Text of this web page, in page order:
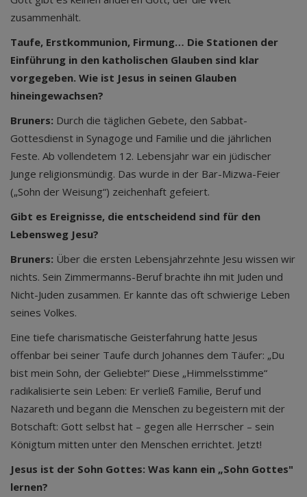
zusammenhält.
Taufe, Erstkommunion, Firmung… Die Stationen der
Einführung in den katholischen Glauben sind klar
vorgegeben. Wie ist Jesus in seinen Glauben
hineingewachsen?
Bruners: Durch die täglichen Gebete, den Sabbat-
Gottesdienst in Synagoge und Familie und die jährlichen
Feste. Ab vollendetem 12. Lebensjahr war ein jüdischer
Junge religionsmündig. Das wurde in der Bar-Mizwa-Feier
(„Sohn der Weisung“) zeichenhaft gefeiert.
Gibt es Ereignisse, die entscheidend sind für den
Lebensweg Jesu?
Bruners: Über die ersten Lebensjahrzehnte Jesu wissen wir
nichts. Sein Zimmermanns-Beruf brachte ihn mit Juden und
Nicht-Juden zusammen. Er kannte das oft schwierige Leben
seines Volkes.
Eine tiefe charismatische Geisterfahrung hatte Jesus
offenbar bei seiner Taufe durch Johannes dem Täufer: „Du
bist mein Sohn, der Geliebte!“ Diese „Himmelsstimme“
radikalisierte sein Leben: Er verließ Familie, Beruf und
Nazareth und begann die Menschen zu begeistern mit der
Botschaft: Gott selbst hat – gegen alle Herrscher – sein
Königtum mitten unter den Menschen errichtet. Jetzt!
Jesus ist der Sohn Gottes: Was kann ein „Sohn Gottes"
lernen?